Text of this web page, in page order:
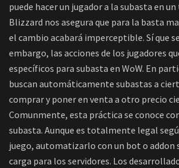
puede hacer un jugador a la subasta en
Blizzard nos asegura que para la basta
el cambio acabará imperceptible. Sí que
embargo, las acciones de los jugadores
específicos para subasta en WoW. En
buscan automáticamente subastas a
comprar y poner en venta a otro precio
Comunmente, esta práctica se conoce
subasta. Aunque es totalmente legal
juego, automatizarlo con un bot o addon
carga para los servidores. Los